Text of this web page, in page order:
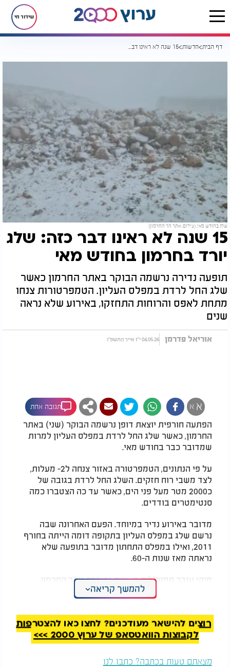
שידור חי
דף הבית חדשות 15 שנה לא ראינו דבר כזה: שלג יורד בחרמון בחודש מאי
שלג בחודש מאי. (צילום: אתר הר החרמון)
15 שנה לא ראינו דבר כזה: שלג
יורד בחרמון בחודש מאי
תופעה נדירה נרשמה הבוקר באתר החרמון כאשר
שלג החל לרדת במפלס העליון. הטמפרטורות צנחו
מתחת לאפס והרוחות התחזקו, באירוע שלא נראה
שנים
אוריאל פדרמן 04.05.26 י"ז אייר התשפ"ו
א א תגובה אחת
הפתעה חורפית יוצאת דופן נרשמה הבוקר (שני) באתר
החרמון, כאשר שלג החל לרדת במפלס העליון למרות
שמדובר כבר בחודש מאי.
על פי הנתונים, הטמפרטורה באזור צנחה ל2- מעלות,
לצד משבי רוח חזקים. השלג החל לרדת בגובה של
כ2000 מטר מעל פני הים, כאשר עד כה הצטברו כמה
סנטימטרים בודדים.
מדובר באירוע נדיר במיוחד. הפעם האחרונה שבה
נרשם שלג במפלס העליון בתקופה דומה הייתה בחורף
2011, ואילו במפלס התחתון מדובר בתופעה שלא
נראתה מאז שנות ה-60.
מיקי ענבר סמנכ"לית השיווק ודוברת אתר החרמון
התייחסה למערכת החריגה ואמרה כי "המערכת הנוכחית
מפתיעה במועדה וכל משקע חשוב למאזן".
להמשך קריאה
רוצים להישאר מעודכנים? לחצו כאן להצטרפות
לקבוצות הוואטסאפ של ערוץ 2000 >>>
מצאתם טעות בכתבה? כתבו לנו